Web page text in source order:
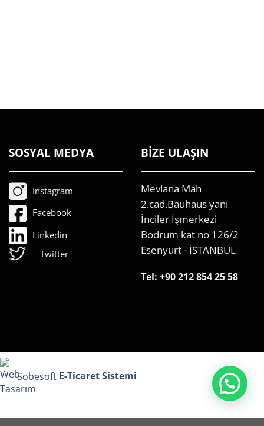
SOSYAL MEDYA
Instagram
Facebook
Linkedin
Twitter
BİZE ULAŞIN
Mevlana Mah
2.cad.Bauhaus yanı
İnciler İşmerkezi
Bodrum kat no 126/2
Esenyurt - İSTANBUL
Tel: +90 212 854 25 58
Sobesoft E-Ticaret Sistemi